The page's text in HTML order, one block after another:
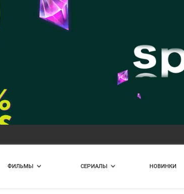
ФИЛЬМЫ СЕРИАЛЫ НОВИНКИ